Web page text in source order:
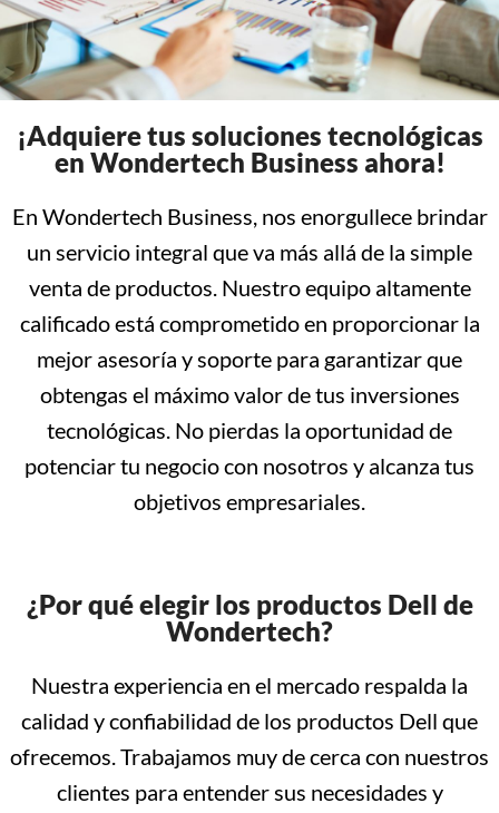
¡Adquiere tus soluciones tecnológicas
en Wondertech Business ahora!
En Wondertech Business, nos enorgullece brindar
un servicio integral que va más allá de la simple
venta de productos. Nuestro equipo altamente
calificado está comprometido en proporcionar la
mejor asesoría y soporte para garantizar que
obtengas el máximo valor de tus inversiones
tecnológicas. No pierdas la oportunidad de
potenciar tu negocio con nosotros y alcanza tus
objetivos empresariales.
¿Por qué elegir los productos Dell de
Wondertech?
Nuestra experiencia en el mercado respalda la
calidad y confiabilidad de los productos Dell que
ofrecemos. Trabajamos muy de cerca con nuestros
clientes para entender sus necesidades y